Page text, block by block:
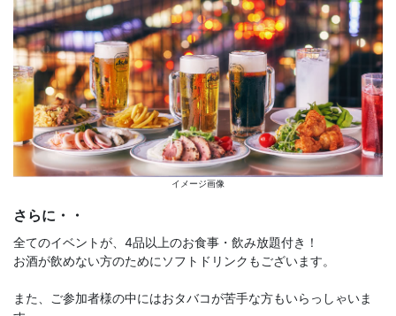
イメージ画像
さらに・・
全てのイベントが、4品以上のお食事・飲み放題付き！
お酒が飲めない方のためにソフトドリンクもございます。
また、ご参加者様の中にはおタバコが苦手な方もいらっしゃいま